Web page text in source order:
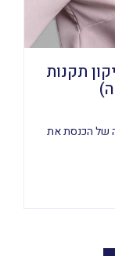
תקנות
של הכנסת את